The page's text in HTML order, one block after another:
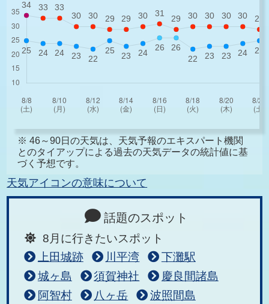
※ 46～90日の天気は、天気予報のエキスパート機関
とのタイアップによる過去の天気データの統計値に基
づく予想です。
天気アイコンの意味について
話題のスポット
8月に行きたいスポット
上田城跡
川平湾
下灘駅
城ヶ島
須賀神社
慶良間諸島
阿智村
八ヶ岳
波照間島